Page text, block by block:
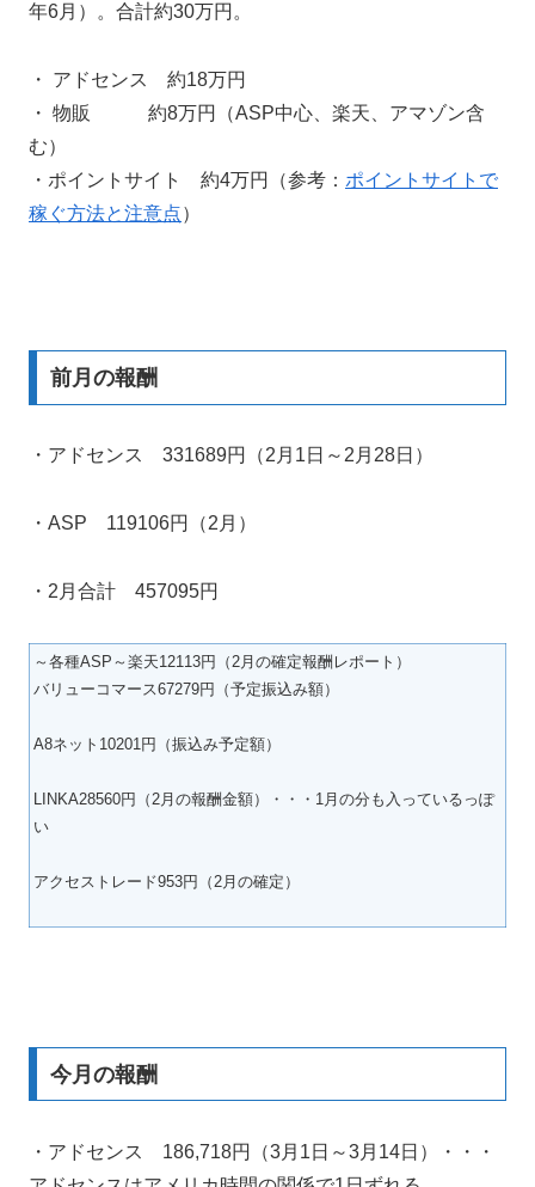
年6月）。合計約30万円。
・ アドセンス 約18万円
・ 物販 約8万円（ASP中心、楽天、アマゾン含
む）
・ポイントサイト 約4万円（参考： ポイントサイトで
稼ぐ方法と注意点）
前月の報酬
・アドセンス 331689円（2月1日～2月28日）
・ASP 119106円（2月）
・2月合計 457095円
～各種ASP～楽天12113円（2月の確定報酬レポート）
バリューコマース67279円（予定振込み額）
A8ネット10201円（振込み予定額）
LINKA28560円（2月の報酬金額）・・・1月の分も入っているっぽ
い
アクセストレード953円（2月の確定）
今月の報酬
・アドセンス 186,718円（3月1日～3月14日）・・・